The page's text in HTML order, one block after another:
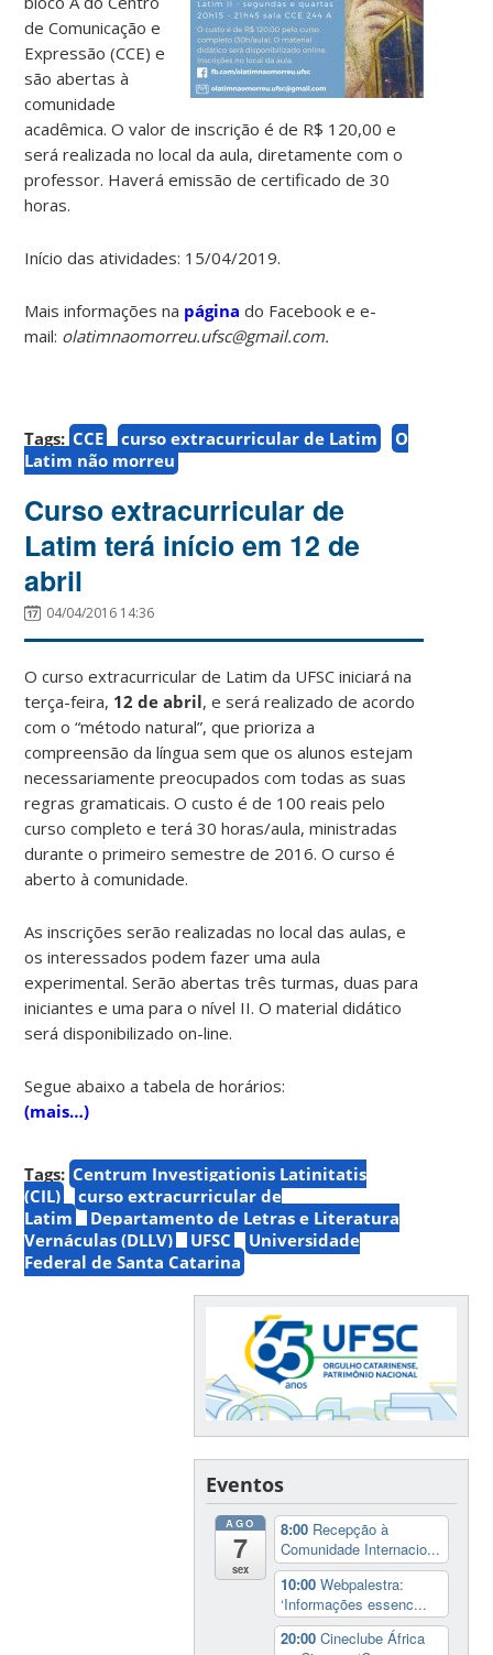
de Comunicação e
Expressão (CCE) e
são abertas à
comunidade
acadêmica. O valor de inscrição é de R$ 120,00 e
será realizada no local da aula, diretamente com o
professor. Haverá emissão de certificado de 30
horas.
Início das atividades: 15/04/2019.
Mais informações na página do Facebook e e-
mail: olatimnaomorreu.ufsc@gmail.com.
Tags: CCE curso extracurricular de Latim
O
Latim não morreu
Curso extracurricular de
Latim terá início em 12 de
abril
04/04/2016 14:36
O curso extracurricular de Latim da UFSC iniciará na
terça-feira, 12 de abril, e será realizado de acordo
com o “método natural”, que prioriza a
compreensão da língua sem que os alunos estejam
necessariamente preocupados com todas as suas
regras gramaticais. O custo é de 100 reais pelo
curso completo e terá 30 horas/aula, ministradas
durante o primeiro semestre de 2016. O curso é
aberto à comunidade.
As inscrições serão realizadas no local das aulas, e
os interessados podem fazer uma aula
experimental. Serão abertas três turmas, duas para
iniciantes e uma para o nível II. O material didático
será disponibilizado on-line.
Segue abaixo a tabela de horários:
(mais…)
Tags: Centrum Investigationis Latinitatis
(CIL)
curso extracurricular de
Latim
Departamento de Letras e Literatura
Vernáculas (DLLV)
UFSC
Universidade
Federal de Santa Catarina
Eventos
AGO
7
sex
8:00 Recepção à
Comunidade Internacio...
10:00Webpalestra:
‘Informações essenc...
20:00Cineclube África